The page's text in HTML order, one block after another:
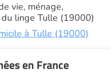
vie, ménage,
linge Tulle (19000)
à Tulle (19000)
en France